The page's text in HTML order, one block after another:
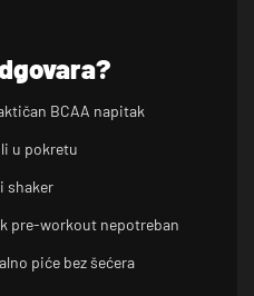
BCAA napitak
u pokretu
shaker
pre-workout nepotreban
piće bez šećera